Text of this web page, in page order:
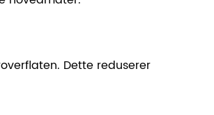
Dette reduserer